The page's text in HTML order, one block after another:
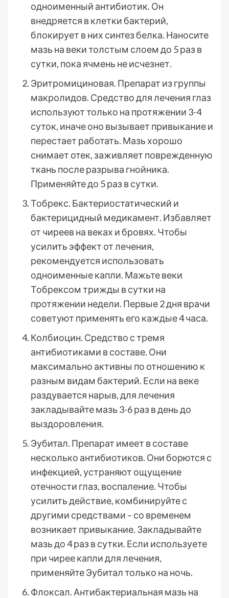
одноименный антибиотик. Он
внедряется в клетки бактерий,
блокирует в них синтез белка. Наносите
мазь на веки толстым слоем до 5 раз в
сутки, пока ячмень не исчезнет.
Эритромициновая. Препарат из группы
макролидов. Средство для лечения глаз
используют только на протяжении 3-4
суток, иначе оно вызывает привыкание и
перестает работать. Мазь хорошо
снимает отек, заживляет поврежденную
ткань после разрыва гнойника.
Применяйте до 5 раз в сутки.
Тобрекс. Бактериостатический и
бактерицидный медикамент. Избавляет
от чиреев на веках и бровях. Чтобы
усилить эффект от лечения,
рекомендуется использовать
одноименные капли. Мажьте веки
Тобрексом трижды в сутки на
протяжении недели. Первые 2 дня врачи
советуют применять его каждые 4 часа.
Колбиоцин. Средство с тремя
антибиотиками в составе. Они
максимально активны по отношению к
разным видам бактерий. Если на веке
раздувается нарыв, для лечения
закладывайте мазь 3-6 раз в день до
выздоровления.
Эубитал. Препарат имеет в составе
несколько антибиотиков. Они борются с
инфекцией, устраняют ощущение
отечности глаз, воспаление. Чтобы
усилить действие, комбинируйте с
другими средствами – со временем
возникает привыкание. Закладывайте
мазь до 4 раз в сутки. Если используете
при чирее капли для лечения,
применяйте Эубитал только на ночь.
Флоксал. Антибактериальная мазь на